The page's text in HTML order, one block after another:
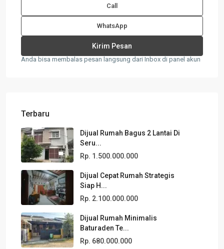
Call
WhatsApp
Anda bisa membalas pesan langsung dari Inbox di panel akun
Terbaru
Dijual Rumah Bagus 2 Lantai Di
Seru...
Rp. 1.500.000.000
Dijual Cepat Rumah Strategis
Siap H...
Rp. 2.100.000.000
Dijual Rumah Minimalis
Baturaden Te...
Rp. 680.000.000